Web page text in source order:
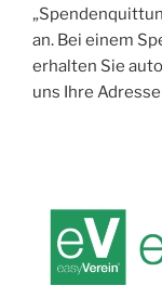
an. Bei einem
erhalten Sie
uns Ihre